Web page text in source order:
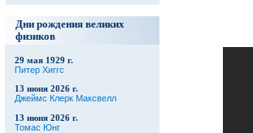
Дни рождения великих
физиков
29 мая 1929 г.
Питер Хиггс
13 июня 2026 г.
Джеймс Клерк Максвелл
13 июня 2026 г.
Томас Юнг